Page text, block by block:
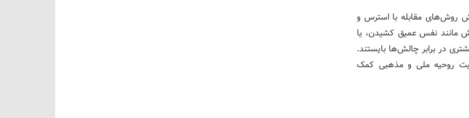
روش‌های مقابله با استرس و
مانند نفس عمیق کشیدن، یا
در برابر چالش‌ها بایستند.
روحیه ملی و مذهبی کمک